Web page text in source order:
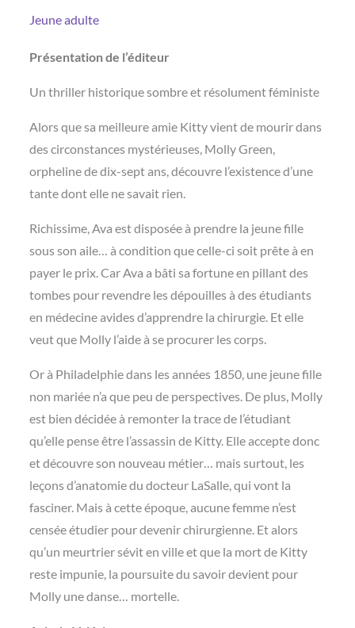
Jeune adulte
Présentation de l’éditeur
Un thriller historique sombre et résolument féministe
Alors que sa meilleure amie Kitty vient de mourir dans
des circonstances mystérieuses, Molly Green,
orpheline de dix-sept ans, découvre l’existence d’une
tante dont elle ne savait rien.
Richissime, Ava est disposée à prendre la jeune fille
sous son aile… à condition que celle-ci soit prête à en
payer le prix. Car Ava a bâti sa fortune en pillant des
tombes pour revendre les dépouilles à des étudiants
en médecine avides d’apprendre la chirurgie. Et elle
veut que Molly l’aide à se procurer les corps.
Or à Philadelphie dans les années 1850, une jeune fille
non mariée n’a que peu de perspectives. De plus, Molly
est bien décidée à remonter la trace de l’étudiant
qu’elle pense être l’assassin de Kitty. Elle accepte donc
et découvre son nouveau métier… mais surtout, les
leçons d’anatomie du docteur LaSalle, qui vont la
fasciner. Mais à cette époque, aucune femme n’est
censée étudier pour devenir chirurgienne. Et alors
qu’un meurtrier sévit en ville et que la mort de Kitty
reste impunie, la poursuite du savoir devient pour
Molly une danse… mortelle.